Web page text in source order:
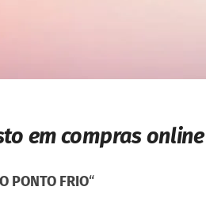
em compras
PONTO FRIO“